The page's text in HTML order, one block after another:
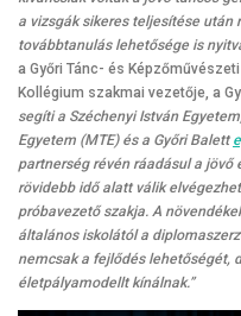
a vizsgák sikeres teljesítése
továbbtanulás lehetősége is
a Győri Tánc- és
Kollégium szakmai vezetője, a
segíti a Széchenyi István
Egyetem (MTE) és a Győri Balett
partnerség révén ráadásul a
rövidebb idő alatt válik
próbavezető szakja. A
általános iskolától a
nemcsak a fejlődés lehetőségét,
életpályamodellt kínálnak.”